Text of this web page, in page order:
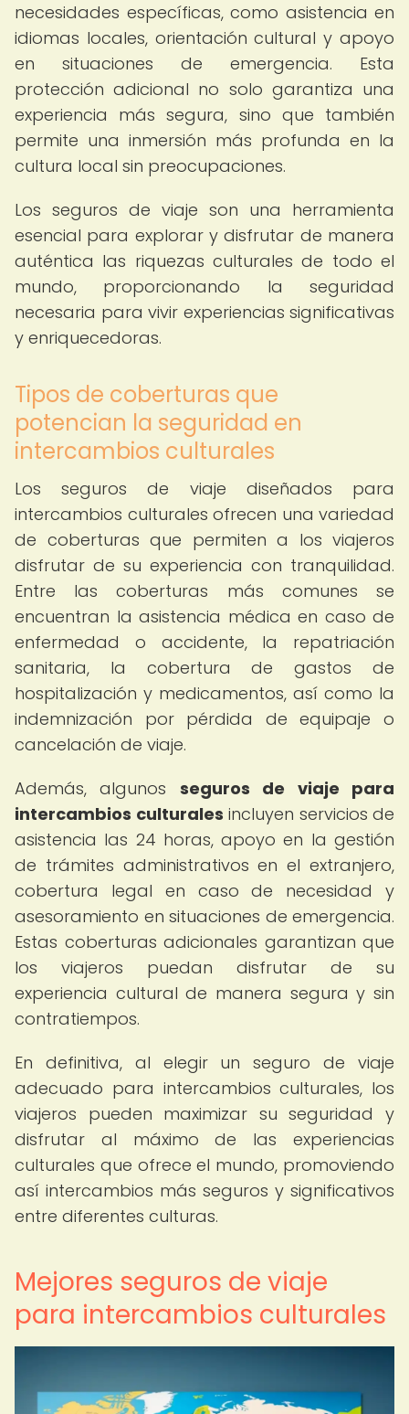
necesidades específicas, como asistencia en
idiomas locales, orientación cultural y apoyo
en situaciones de emergencia. Esta
protección adicional no solo garantiza una
experiencia más segura, sino que también
permite una inmersión más profunda en la
cultura local sin preocupaciones.
Los seguros de viaje son una herramienta
esencial para explorar y disfrutar de manera
auténtica las riquezas culturales de todo el
mundo, proporcionando la seguridad
necesaria para vivir experiencias significativas
y enriquecedoras.
Tipos de coberturas que
potencian la seguridad en
intercambios culturales
Los seguros de viaje diseñados para
intercambios culturales ofrecen una variedad
de coberturas que permiten a los viajeros
disfrutar de su experiencia con tranquilidad.
Entre las coberturas más comunes se
encuentran la asistencia médica en caso de
enfermedad o accidente, la repatriación
sanitaria, la cobertura de gastos de
hospitalización y medicamentos, así como la
indemnización por pérdida de equipaje o
cancelación de viaje.
Además, algunos seguros de viaje para
intercambios culturales incluyen servicios de
asistencia las 24 horas, apoyo en la gestión
de trámites administrativos en el extranjero,
cobertura legal en caso de necesidad y
asesoramiento en situaciones de emergencia.
Estas coberturas adicionales garantizan que
los viajeros puedan disfrutar de su
experiencia cultural de manera segura y sin
contratiempos.
En definitiva, al elegir un seguro de viaje
adecuado para intercambios culturales, los
viajeros pueden maximizar su seguridad y
disfrutar al máximo de las experiencias
culturales que ofrece el mundo, promoviendo
así intercambios más seguros y significativos
entre diferentes culturas.
Mejores seguros de viaje
para intercambios culturales